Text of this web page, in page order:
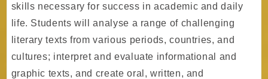
skills necessary for success in academic and daily
life. Students will analyse a range of challenging
literary texts from various periods, countries, and
cultures; interpret and evaluate informational and
graphic texts, and create oral, written, and